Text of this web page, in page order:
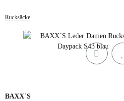
Rucksäcke
BAXX´S